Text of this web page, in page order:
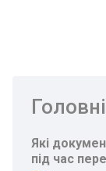
Які
під час